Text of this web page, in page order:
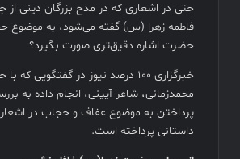
حتی در اشعاری که در مدح بزرگان دینی
فاطمه زهرا (س) گفته می‌شود، به موضوع
حضرت اشاره دقیق‌تری صورت بگیرد؟
خبرگزاری 100 درصد نیوز در گفتگویی
محمدزمانی، شاعر آیینی، انجام داده به
پرداختن به موضوع عفاف و حجاب در اشعار
داستانی پرداخته است.